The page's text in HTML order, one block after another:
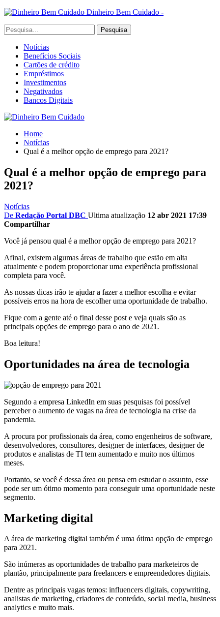
Dinheiro Bem Cuidado -
Notícias
Benefícios Sociais
Cartões de crédito
Empréstimos
Investimentos
Negativados
Bancos Digitais
Home
Notícias
Qual é a melhor opção de emprego para 2021?
Qual é a melhor opção de emprego para
2021?
Notícias
De Redação Portal DBC Ultima atualização 12 abr 2021 17:39
Compartilhar
Você já pensou qual é a melhor opção de emprego para 2021?
Afinal, existem algumas áreas de trabalho que estão em alta
atualmente e podem proporcionar uma experiência profissional
completa para você.
As nossas dicas irão te ajudar a fazer a melhor escolha e evitar
possíveis erros na hora de escolher uma oportunidade de trabalho.
Fique com a gente até o final desse post e veja quais são as
principais opções de emprego para o ano de 2021.
Boa leitura!
Oportunidades na área de tecnologia
Segundo a empresa LinkedIn em suas pesquisas foi possível
perceber o aumento de vagas na área de tecnologia na crise da
pandemia.
A procura por profissionais da área, como engenheiros de software,
desenvolvedores, consultores, designer de interfaces, designer de
produtos e analistas de TI tem aumentado e muito nos últimos
meses.
Portanto, se você é dessa área ou pensa em estudar o assunto, esse
pode ser um ótimo momento para conseguir uma oportunidade neste
segmento.
Marketing digital
A área de marketing digital também é uma ótima opção de emprego
para 2021.
São inúmeras as oportunidades de trabalho para marketeiros de
plantão, principalmente para freelancers e empreendedores digitais.
Dentre as principais vagas temos: influencers digitais, copywriting,
analistas de marketing, criadores de conteúdo, social media, business
analytics e muito mais.